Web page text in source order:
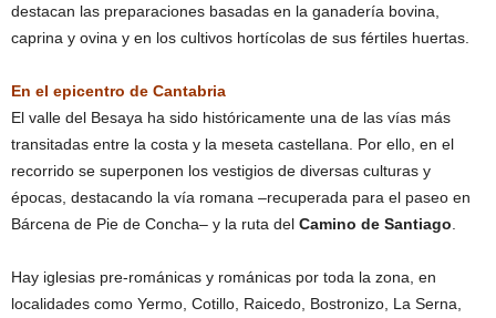
destacan las preparaciones basadas en la ganadería bovina,
caprina y ovina y en los cultivos hortícolas de sus fértiles huertas.
En el epicentro de Cantabria
El valle del Besaya ha sido históricamente una de las vías más
transitadas entre la costa y la meseta castellana. Por ello, en el
recorrido se superponen los vestigios de diversas culturas y
épocas, destacando la vía romana –recuperada para el paseo en
Bárcena de Pie de Concha– y la ruta del Camino de Santiago
Hay iglesias pre-románicas y románicas por toda la zona, en
localidades como Yermo, Cotillo, Raicedo, Bostronizo, La Serna,